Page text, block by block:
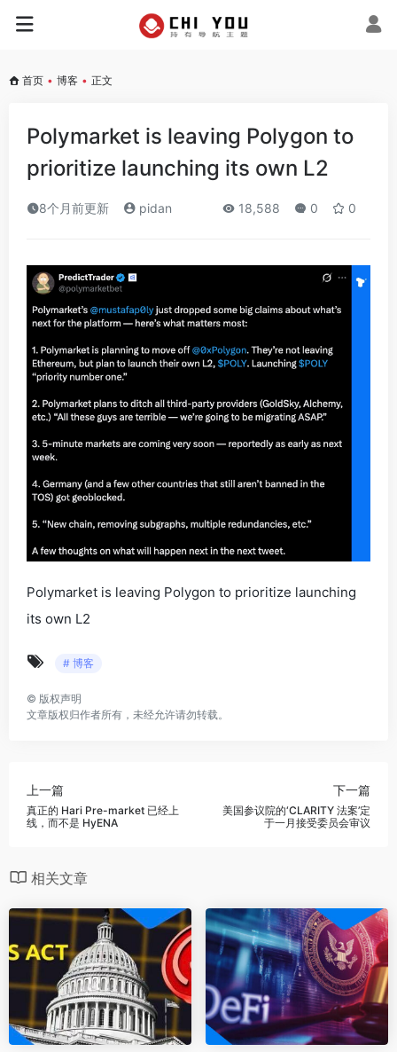
首页 • 博客 • 正文
Polymarket is leaving Polygon to
prioritize launching its own L2
8个月前更新 pidan 18,588 0 0
Polymarket is leaving Polygon to prioritize launching
its own L2
# 博客
© 版权声明
文章版权归作者所有，未经允许请勿转载。
上一篇
真正的 Hari Pre-market 已经上
线，而不是 HyENA
下一篇
美国参议院的‘CLARITY 法案’定
于一月接受委员会审议
相关文章